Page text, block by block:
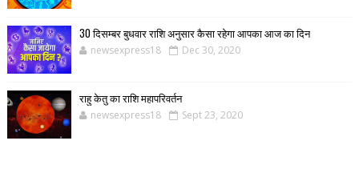
30 दिसम्बर बुधवार राशि अनुसार कैसा रहेगा आपका आज का दिन
newsexpress18 Dec 30, 2020
राहु केतु का राशि महापरिवर्तन
newsexpress18 Sept 23, 2020